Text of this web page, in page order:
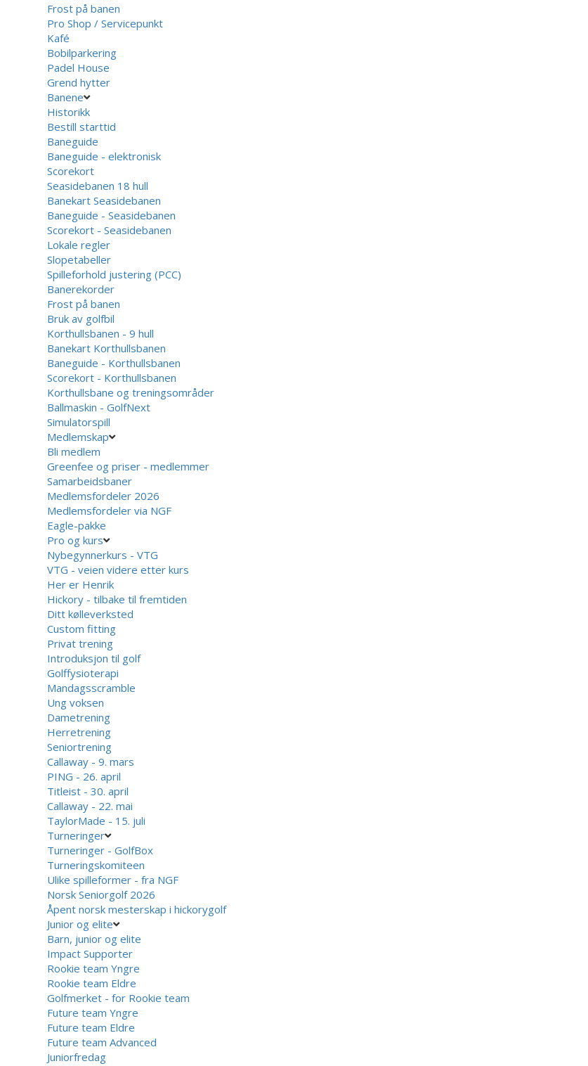
Frost på banen
Pro Shop / Servicepunkt
Kafé
Bobilparkering
Padel House
Grend hytter
Banene
Historikk
Bestill starttid
Baneguide
Baneguide - elektronisk
Scorekort
Seasidebanen 18 hull
Banekart Seasidebanen
Baneguide - Seasidebanen
Scorekort - Seasidebanen
Lokale regler
Slopetabeller
Spilleforhold justering (PCC)
Banerekorder
Frost på banen
Bruk av golfbil
Korthullsbanen - 9 hull
Banekart Korthullsbanen
Baneguide - Korthullsbanen
Scorekort - Korthullsbanen
Korthullsbane og treningsområder
Ballmaskin - GolfNext
Simulatorspill
Medlemskap
Bli medlem
Greenfee og priser - medlemmer
Samarbeidsbaner
Medlemsfordeler 2026
Medlemsfordeler via NGF
Eagle-pakke
Pro og kurs
Nybegynnerkurs - VTG
VTG - veien videre etter kurs
Her er Henrik
Hickory - tilbake til fremtiden
Ditt kølleverksted
Custom fitting
Privat trening
Introduksjon til golf
Golffysioterapi
Mandagsscramble
Ung voksen
Dametrening
Herretrening
Seniortrening
Callaway - 9. mars
PING - 26. april
Titleist - 30. april
Callaway - 22. mai
TaylorMade - 15. juli
Turneringer
Turneringer - GolfBox
Turneringskomiteen
Ulike spilleformer - fra NGF
Norsk Seniorgolf 2026
Åpent norsk mesterskap i hickorygolf
Junior og elite
Barn, junior og elite
Impact Supporter
Rookie team Yngre
Rookie team Eldre
Golfmerket - for Rookie team
Future team Yngre
Future team Eldre
Future team Advanced
Juniorfredag